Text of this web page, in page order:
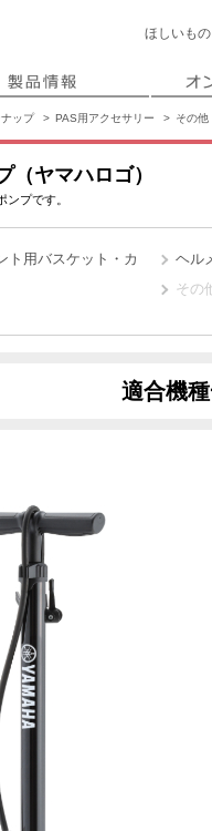
ほしいもの
ップ PAS用アクセサリー その他
（ヤマハロゴ）
プです。
ト用バスケット・カ
ヘル
その
適合機